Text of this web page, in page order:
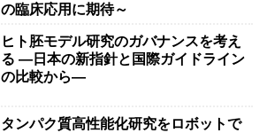
の臨床応用に期待～
ヒト胚モデル研究のガバナンスを考え
る ―日本の新指針と国際ガイドライン
の比較から―
タンパク質高性能化研究をロボットで